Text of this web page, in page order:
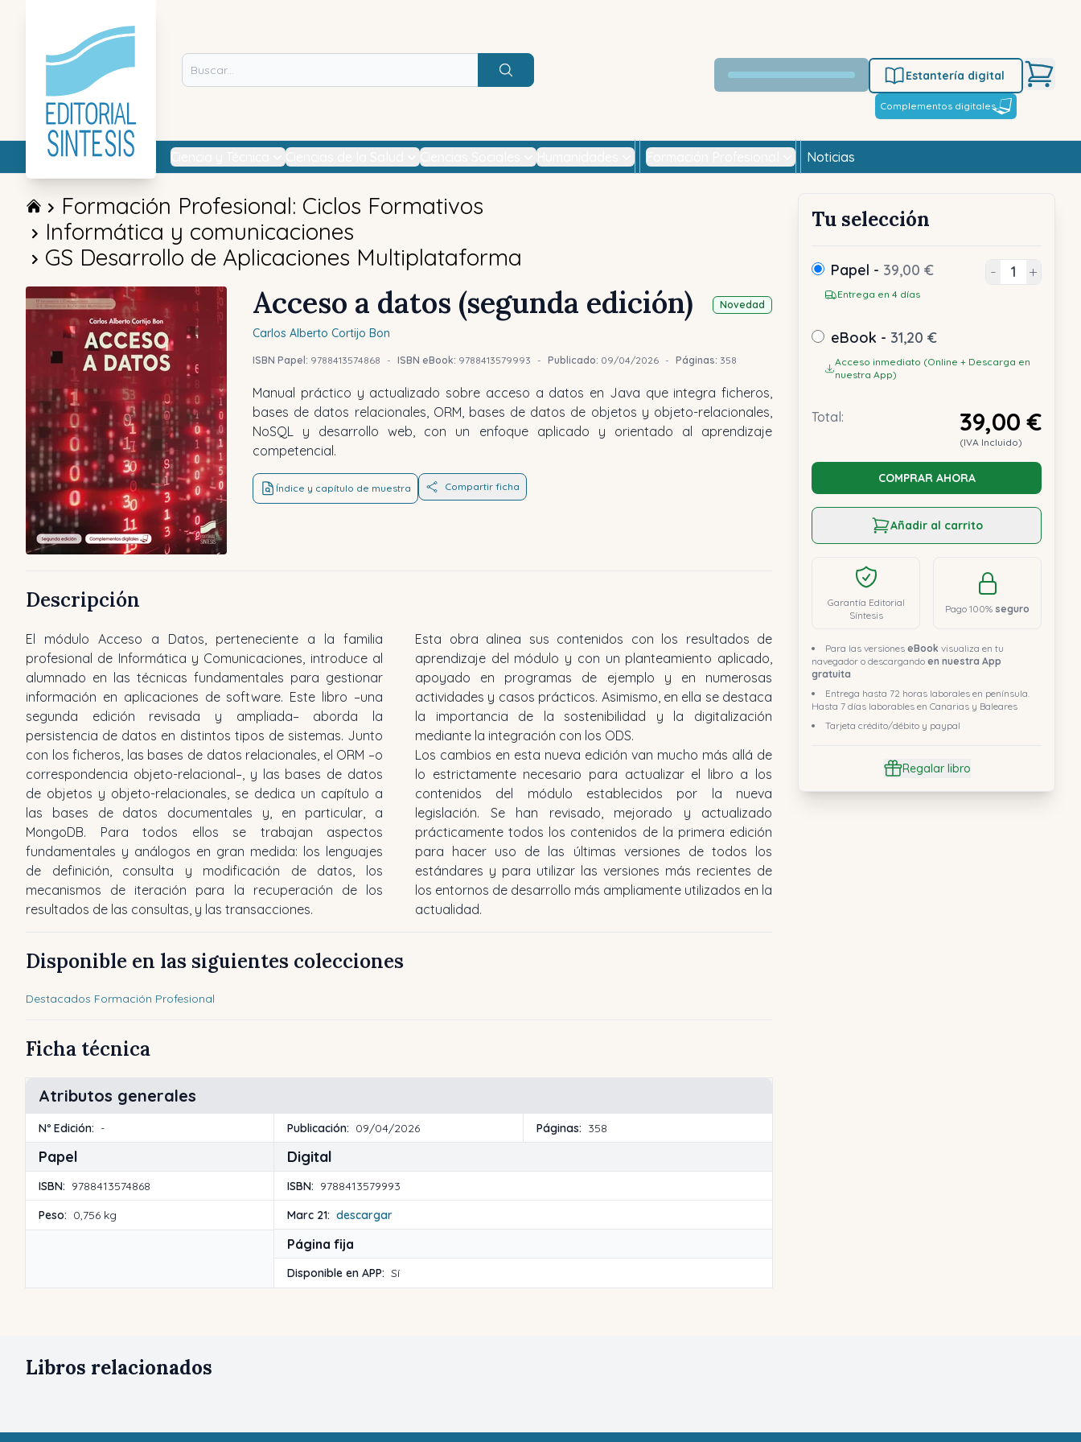
Buscar
Estantería digital
Complementos digitales
Noticias
Formación Profesional: Ciclos Formativos
Informática y comunicaciones
GS Desarrollo de Aplicaciones Multiplataforma
Novedad
Acceso a datos (segunda edición)
Carlos Alberto Cortijo Bon
ISBN Papel: 9788413574868 - ISBN eBook: 9788413579993 - Publicado: 09/04/2026 - Páginas: 358
Manual práctico y actualizado sobre acceso a datos en Java que integra ficheros,
bases de datos relacionales, ORM, bases de datos de objetos y objeto-relacionales,
NoSQL y desarrollo web, con un enfoque aplicado y orientado al aprendizaje
competencial.
Índice y capítulo de muestra Compartir ficha
Tu selección
Papel - 39,00 €
Entrega en 4 días
- +
eBook - 31,20 €
Acceso inmediato (Online + Descarga en
nuestra App)
Total: 39,00 €
(IVA Incluido)
COMPRAR AHORA
Añadir al carrito
Garantía Editorial
Síntesis
Pago 100% seguro
Para las versiones eBook visualiza en tu
navegador o descargando en nuestra App
gratuita
Entrega hasta 72 horas laborales en península.
Hasta 7 días laborables en Canarias y Baleares
Tarjeta crédito/débito y paypal
Regalar libro
Descripción
El módulo Acceso a Datos, perteneciente a la familia
profesional de Informática y Comunicaciones, introduce al
alumnado en las técnicas fundamentales para gestionar
información en aplicaciones de software. Este libro –una
segunda edición revisada y ampliada– aborda la
persistencia de datos en distintos tipos de sistemas. Junto
con los ficheros, las bases de datos relacionales, el ORM –o
correspondencia objeto-relacional–, y las bases de datos
de objetos y objeto-relacionales, se dedica un capítulo a
las bases de datos documentales y, en particular, a
MongoDB. Para todos ellos se trabajan aspectos
fundamentales y análogos en gran medida: los lenguajes
de definición, consulta y modificación de datos, los
mecanismos de iteración para la recuperación de los
resultados de las consultas, y las transacciones.
Esta obra alinea sus contenidos con los resultados de
aprendizaje del módulo y con un planteamiento aplicado,
apoyado en programas de ejemplo y en numerosas
actividades y casos prácticos. Asimismo, en ella se destaca
la importancia de la sostenibilidad y la digitalización
mediante la integración con los ODS.
Los cambios en esta nueva edición van mucho más allá de
lo estrictamente necesario para actualizar el libro a los
contenidos del módulo establecidos por la nueva
legislación. Se han revisado, mejorado y actualizado
prácticamente todos los contenidos de la primera edición
para hacer uso de las últimas versiones de todos los
estándares y para utilizar las versiones más recientes de
los entornos de desarrollo más ampliamente utilizados en la
actualidad.
Disponible en las siguientes colecciones
Destacados Formación Profesional
Ficha técnica
Atributos generales
Nº Edición: - Publicación: 09/04/2026 Páginas: 358
Papel
ISBN: 9788413574868
Peso: 0,756 kg
Digital
ISBN: 9788413579993
Marc 21: descargar
Página fija
Disponible en APP: Sí
Libros relacionados